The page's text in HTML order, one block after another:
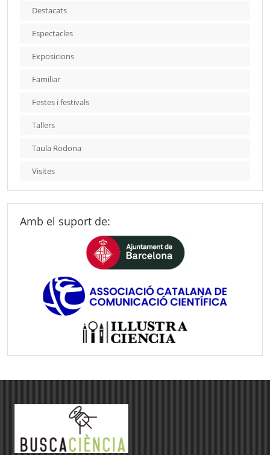
Destacats
Espectacles
Exposicions
Familiar
Festes i festivals
Tallers
Taula Rodona
Visites
Amb el suport de: